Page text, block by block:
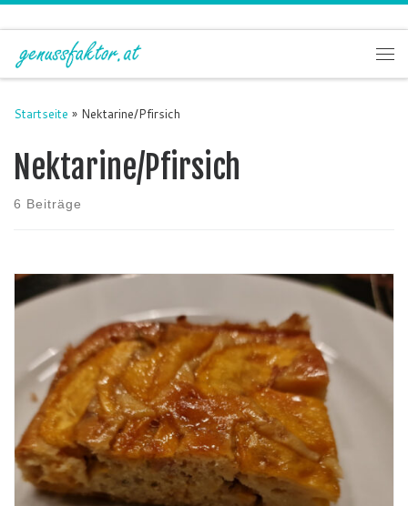
Zum Inhalt springen
Startseite » Nektarine/Pfirsich
Nektarine/Pfirsich
6 Beiträge